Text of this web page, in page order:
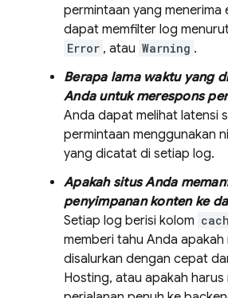
permintaan yang menerima
dapat memfilter log
Error , atau Warning .
Berapa lama waktu yang
Anda untuk merespons
Anda dapat melihat latensi
permintaan menggunakan
yang dicatat di setiap log.
Apakah situs Anda
penyimpanan konten ke
Setiap log berisi kolom
memberi tahu Anda
disalurkan dengan cepat
Hosting, atau apakah harus